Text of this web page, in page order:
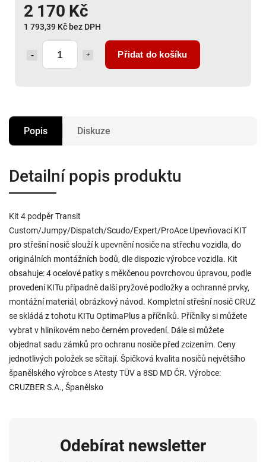
2 170 Kč
1 793,39 Kč bez DPH
Přidat do košíku
Popis Diskuze
Detailní popis produktu
Kit 4 podpěr Transit
Custom/Jumpy/Dispatch/Scudo/Expert/ProAce Upevňovací KIT
pro střešní nosič slouží k upevnění nosiče na střechu vozidla, do
originálních montážních bodů, dle dispozic výrobce vozidla. Kit
obsahuje: 4 ocelové patky s měkčenou povrchovou úpravou, podle
provedení KITu případně další pryžové podložky a ochranné prvky,
montážní materiál, obrázkový návod. Kompletní střešní nosič CRUZ
se skládá z tohotu KITu OptimaPlus a příčníků. Příčníky si můžete
vybrat v hliníkovém nebo černém provedení. Dále si můžete
objednat sadu zámků pro ochranu nosiče před zcizením. Ceny
jednotlivých položek se sčítají. Špičková kvalita nosičů největšího
španělského výrobce s Atesty TÜV a 8SD MD ČR. Výrobce:
CRUZBER S.A., Španělsko
Odebírat newsletter